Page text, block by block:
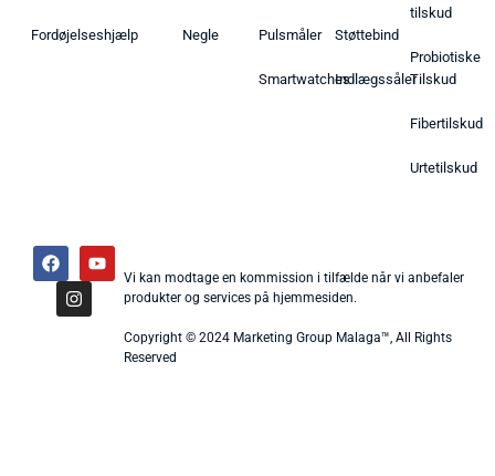
Fordøjelseshjælp Negle Pulsmåler
Smartwatches
Støttebind
Indlægssåler
tilskud
Probiotiske
Tilskud
Fibertilskud
Urtetilskud
Vi kan modtage en kommission i tilfælde når vi anbefaler
produkter og services på hjemmesiden.
Copyright © 2024 Marketing Group Malaga™, All Rights
Reserved